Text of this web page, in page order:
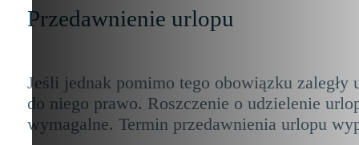
Przedawnienie urlopu
Jeśli jednak pomimo tego obowiązku
do niego prawo. Roszczenie o udzielenie
wymagalne. Termin przedawnienia urlopu